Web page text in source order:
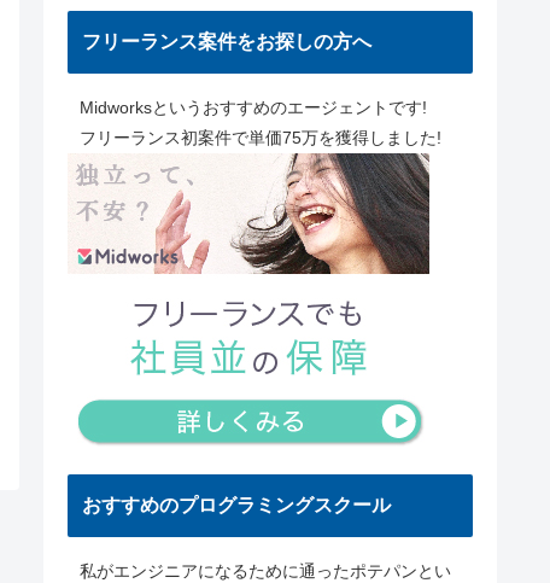
フリーランス案件をお探しの方へ
Midworksというおすすめのエージェントです!
フリーランス初案件で単価75万を獲得しました!
おすすめのプログラミングスクール
私がエンジニアになるために通ったポテパンとい